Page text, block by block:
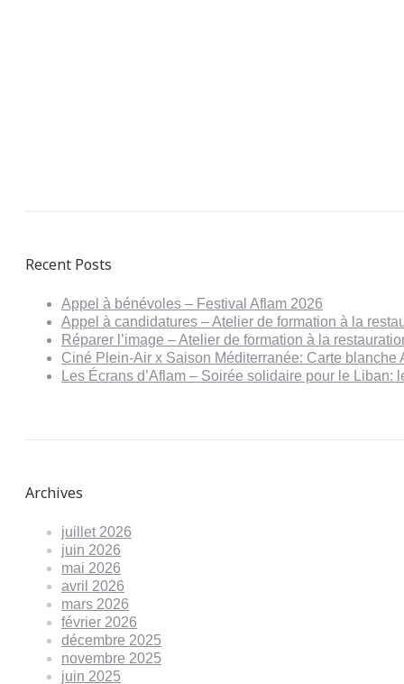
Recent Posts
Appel à bénévoles – Festival Aflam 2026
Appel à candidatures – Atelier de formation à la
Réparer l’image – Atelier de formation à la
Ciné Plein-Air x Saison Méditerranée: Carte blanche
Les Écrans d’Aflam – Soirée solidaire pour le
Archives
juillet 2026
juin 2026
mai 2026
avril 2026
mars 2026
février 2026
décembre 2025
novembre 2025
juin 2025